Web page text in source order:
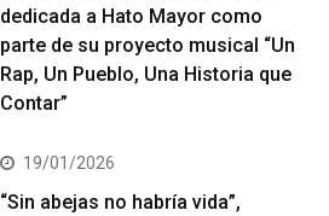
dedicada a Hato Mayor como
parte de su proyecto musical “Un
Rap, Un Pueblo, Una Historia que
Contar”
19/01/2026
“Sin abejas no habría vida”,